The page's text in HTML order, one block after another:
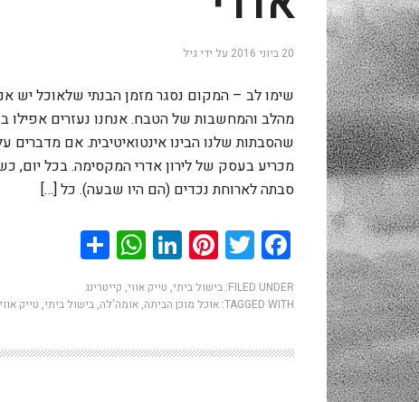
20 ביוני 2016 על ידיגיל
שימו לב – המקום נסגר מזמן הבנתי שלאוכל יש
מהלב והמחשבות של הטבח. אנחנו נעזרים אפילו
שהסבתות שלנו הבינו אינטואיטיבית. אם
מכריע בעסק של לירון אדרי המקסימה. בכל יום,
סבתה לארוחת נכדים (הם היו שבעה). כל […]
Facebook
Twitter
Pinterest
LinkedIn
WhatsApp
FILED UNDER: בישול ביתי, טייק אווי, קייטרינג
TAGGED WITH: אוכל מוכן הביתה, אומה'לה, בישול ביתי, טייק אווי